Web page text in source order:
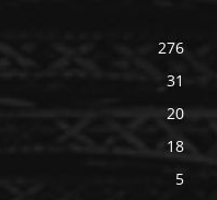
276
31
20
18
5